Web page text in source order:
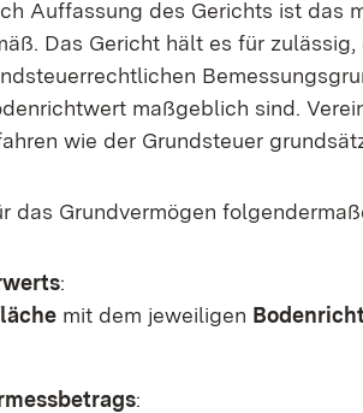
Auffassung des Gerichts ist das
Das Gericht hält es für
maßgeblich sind.
wie der Grundsteuer
das Grundvermögen
:
mit dem jeweiligen
: